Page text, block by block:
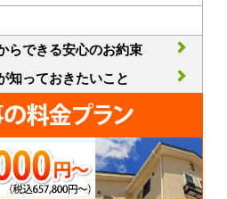
らできる安心のお約束
知っておきたいこと